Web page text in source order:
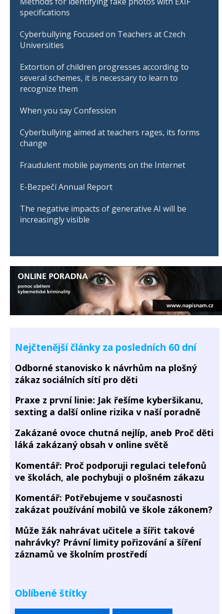
specifications
Cyberbullying Focused on Teachers at Czech
Universities
Extortion of children progresses according to
several schemes, it is necessary to learn to
recognize them
When you say Confession
Cyberbullying aimed at teachers rages, its forms
change
Fraudulent mobile payments on the Internet
E-Bezpečí Annual Report
The negative impacts of generative AI will be
increasingly visible
Nejčtenější články za posledních 60 dní
Odborné stanovisko k návrhům na plošný
zákaz sociálních sítí pro děti
Praxe z první linie: Jak řešíme kyberšikanu,
sexting a další online rizika v naší poradně
Zakázané ovoce chutná nejlíp, aneb Proč děti
láká zakázaný obsah v online světě
Komentář: Proč podporuji regulaci telefonů
ve školách, ale pochybuji o plošném zákazu
Komentář: Potřebujeme v současnosti
zakázat používání mobilů ve škole zákonem?
Může žák nahrávat učitele a šířit takové
nahrávky? Právní limity pořizování a šíření
záznamů ve školním prostředí
Oblíbené štítky